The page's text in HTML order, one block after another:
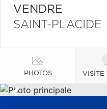
VENDRE
SAINT-PLACIDE
PHOTOS VISITE